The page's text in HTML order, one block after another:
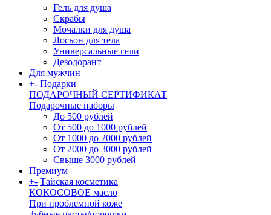
Гель для душа
Скрабы
Мочалки для душа
Лосьон для тела
Универсальные гели
Дезодорант
Для мужчин
+- Подарки
ПОДАРОЧНЫЙ СЕРТИФИКАТ
Подарочные наборы
До 500 рублей
От 500 до 1000 рублей
От 1000 до 2000 рублей
От 2000 до 3000 рублей
Свыше 3000 рублей
Премиум
+- Тайская косметика
КОКОСОВОЕ масло
При проблемной коже